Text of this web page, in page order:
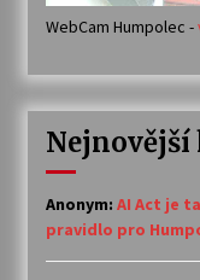
WebCam Humpolec -
Anonym: AI Act je
pravidlo pro